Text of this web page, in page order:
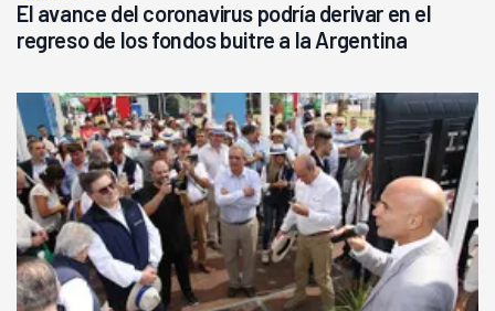
El avance del coronavirus podría derivar en el
regreso de los fondos buitre a la Argentina